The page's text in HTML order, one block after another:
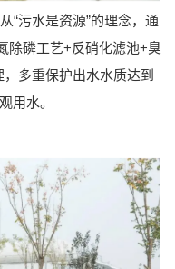
污水是资源”的理念，通
除磷工艺+反硝化滤池+臭
多重保护出水水质达到
用水。